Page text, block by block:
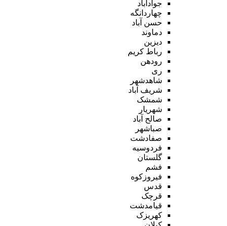
جوادآباد
چهاردانگه
حسن آباد
دماوند
دیزین
رباط کریم
رودهن
ری
شاهدشهر
شریف آباد
شمشک
شهریار
صالح آباد
صباشهر
صفادشت
فردوسیه
گلستان
فشم
فیروزکوه
قدس
قرچک
قیامدشت
کهریزک